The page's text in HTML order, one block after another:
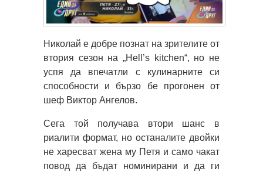
Николай е добре познат на зрителите от
втория сезон на „Hell’s kitchen“, но не
успя да впечатли с кулинарните си
способности и бързо бе прогонен от
шеф Виктор Ангелов.
Сега той получава втори шанс в
риалити формат, но останалите двойки
не харесват жена му Петя и само чакат
повод да бъдат номинирани и да ги